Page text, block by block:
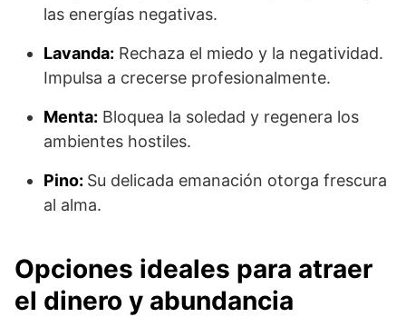
las energías negativas.
Lavanda: Rechaza el miedo y la negatividad.
Impulsa a crecerse profesionalmente.
Menta: Bloquea la soledad y regenera los
ambientes hostiles.
Pino: Su delicada emanación otorga frescura
al alma.
Opciones ideales para atraer
el dinero y abundancia